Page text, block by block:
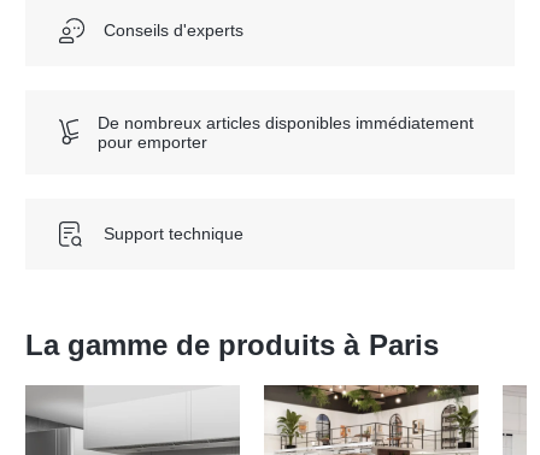
Conseils d'experts
De nombreux articles disponibles immédiatement
pour emporter
Support technique
La gamme de produits à Paris